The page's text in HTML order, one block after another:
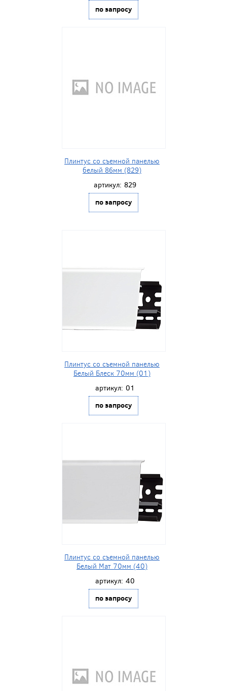
по запросу
Плинтус со съемной панелью
белый 86мм (829)
артикул: 829
по запросу
Плинтус со съемной панелью
Белый Блеск 70мм (01)
артикул: 01
по запросу
Плинтус со съемной панелью
Белый Мат 70мм (40)
артикул: 40
по запросу